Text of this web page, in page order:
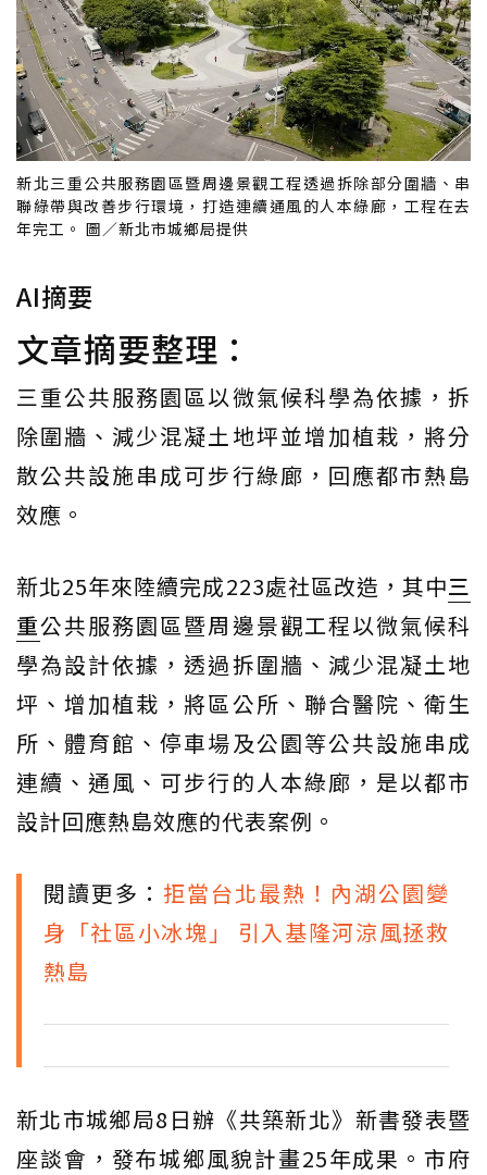
新北三重公共服務園區暨周邊景觀工程透過拆除部分圍牆、串
聯綠帶與改善步行環境，打造連續通風的人本綠廊，工程在去
年完工。 圖／新北市城鄉局提供
AI摘要
文章摘要整理：
三重公共服務園區以微氣候科學為依據，拆
除圍牆、減少混凝土地坪並增加植栽，將分
散公共設施串成可步行綠廊，回應都市熱島
效應。
新北25年來陸續完成223處社區改造，其中三
重公共服務園區暨周邊景觀工程以微氣候科
學為設計依據，透過拆圍牆、減少混凝土地
坪、增加植栽，將區公所、聯合醫院、衛生
所、體育館、停車場及公園等公共設施串成
連續、通風、可步行的人本綠廊，是以都市
設計回應熱島效應的代表案例。
閱讀更多： 拒當台北最熱！內湖公園變
身「社區小冰塊」 引入基隆河涼風拯救
熱島
新北市城鄉局8日辦《共築新北》新書發表暨
座談會，發布城鄉風貌計畫25年成果。市府